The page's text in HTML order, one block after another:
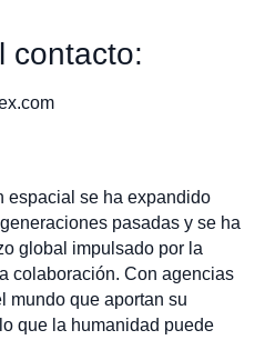
contacto:
espacial se ha expandido
pasadas y se ha
global impulsado por la
colaboración. Con agencias
mundo que aportan su
que la humanidad puede